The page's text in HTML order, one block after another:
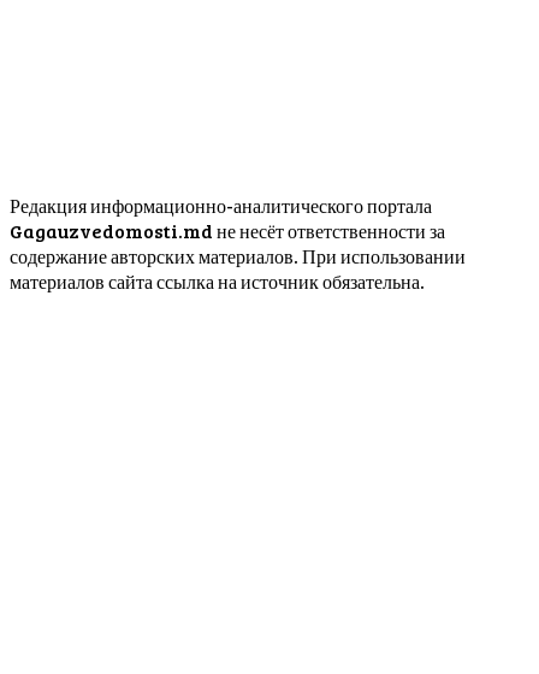
Редакция информационно-аналитического портала
Gagauzvedomosti.md не несёт ответственности за
содержание авторских материалов. При использовании
материалов сайта ссылка на источник обязательна.